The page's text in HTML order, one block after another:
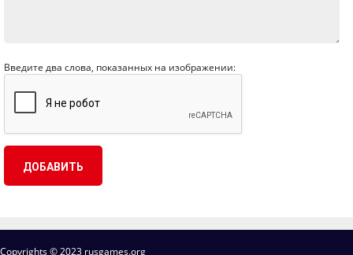
Введите два слова, показанных на изображении:
Copyrights © 2023 rusgames.org